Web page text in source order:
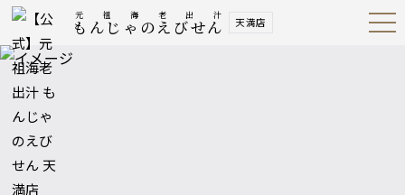
元祖海老出汁
もんじゃのえびせん 天満店 Open
Navig